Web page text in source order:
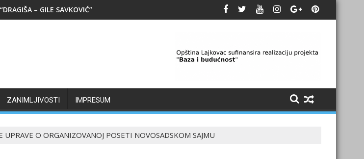
– GILE SAVKOVIĆ”
ZANIMLJIVOSTI IMPRESUM
UPRAVE O ORGANIZOVANOJ POSETI NOVOSADSKOM SAJMU